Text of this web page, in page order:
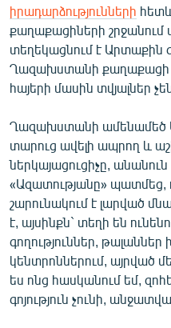
ՁԳՏԵԼՈՎ ԼԱՎԱԳՈՒՅՆԻՆ
ՓՈԴՔԱՍԹ
Հայերեն
Русский
ՀԵՏԵՎԵՔ ՄԵԶ
«Ազատության» բոլոր
իրադարձությունների
քաղաքացիների շրջանում
տեղեկացնում է Արտաքին
Ղազախստանի քաղաքացի
հայերի մասին տվյալներ
Ղազախստանի ամենամեծ
տարուց ավելի ապրող և
ներկայացուցիչը, անանուն
«Ազատությանը» պատմեց,
շարունակում է լարված
է, այսինքն` տեղի են
գողություններ,
կենտրոններում, այրված
ես ոնց հասկանում եմ,
գոյություն չունի,